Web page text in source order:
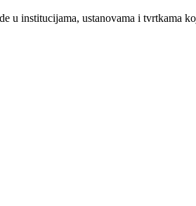
u institucijama, ustanovama i tvrtkama